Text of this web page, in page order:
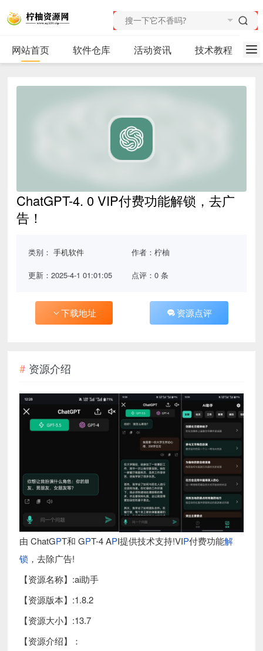
网站首页 软件仓库 活动资讯 技术教程
ChatGPT-4. 0 VIP付费功能解锁，去广
告！
类别：手机软件 作者：柠柚
更新：2025-4-1 01:01:05 点评：0 条
下载地址 资源点评
资源介绍
由 ChatGPT和 GPT-4 API提供技术支持!VIP付费功能解
锁 ，去除广告!
【资源名称】:ai助手
【资源版本】:1.8.2
【资源大小】:13.7
【资源介绍】：